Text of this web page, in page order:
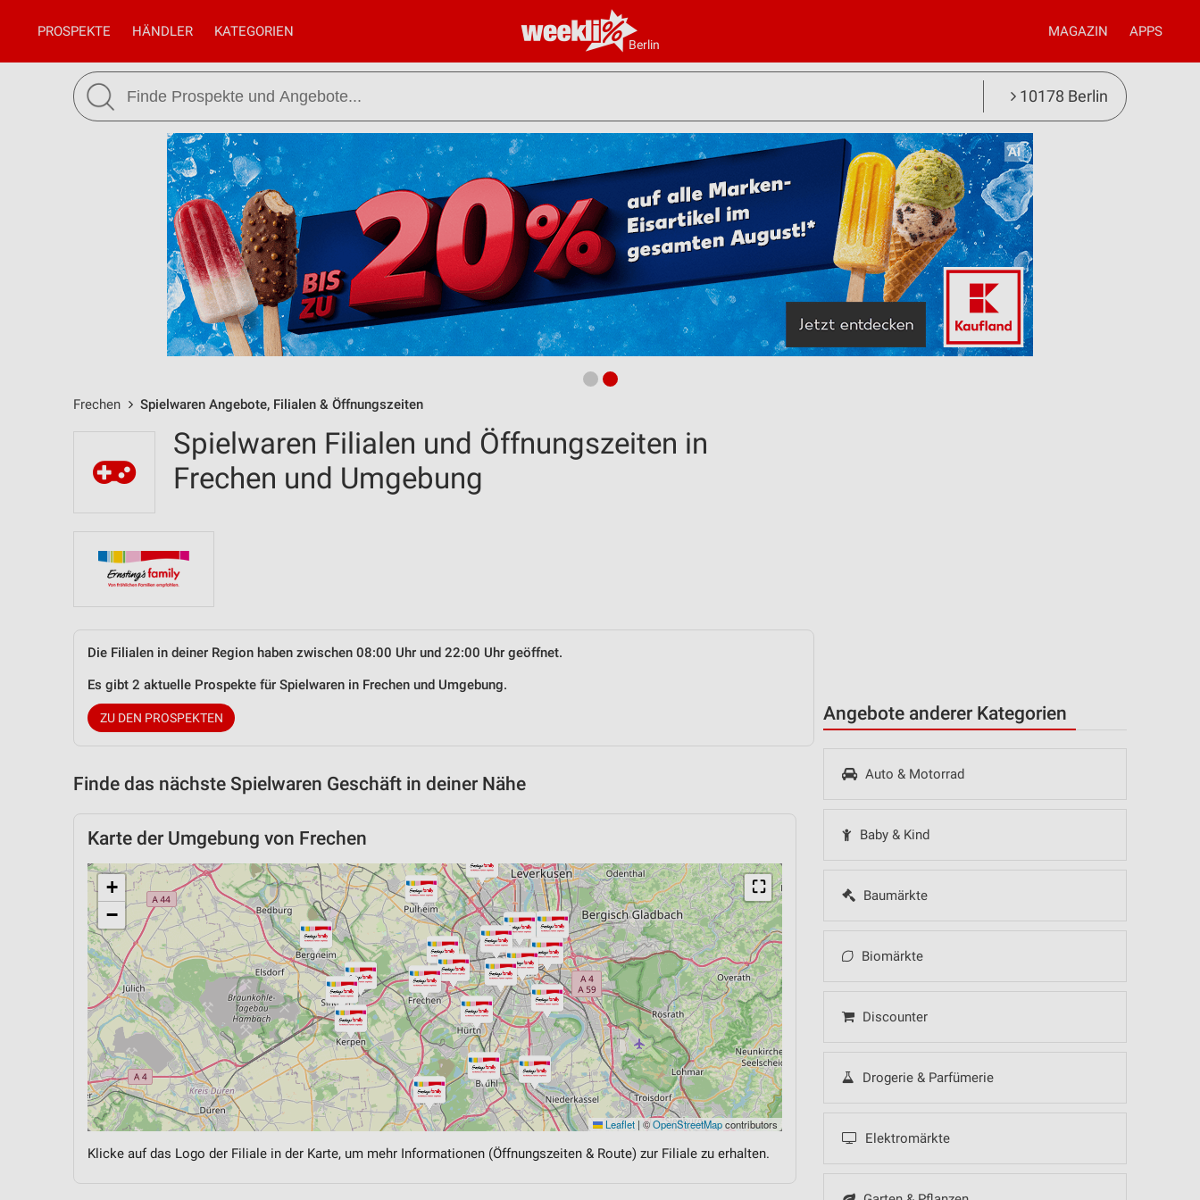
Berlin
PROSPEKTE HÄNDLER KATEGORIEN MAGAZIN APPS
10178 Berlin
Frechen Spielwaren Angebote, Filialen & Öffnungszeiten
Angebote anderer Kategorien
Auto & Motorrad
Baby & Kind
Baumärkte
Biomärkte
Discounter
Drogerie & Parfümerie
Elektromärkte
Spielwaren Filialen und Öffnungszeiten in
Frechen und Umgebung
Die Filialen in deiner Region haben zwischen 08:00 Uhr und 22:00 Uhr geöffnet.
Es gibt 2 aktuelle Prospekte für Spielwaren in Frechen und Umgebung.
ZU DEN PROSPEKTEN
Finde das nächste Spielwaren Geschäft in deiner Nähe
Karte der Umgebung von Frechen
⛶
+
−
Leaflet | ©OpenStreetMapcontributors
Klicke auf das Logo der Filiale in der Karte, um mehr Informationen (Öffnungszeiten & Route) zur Filiale zu erhalten.